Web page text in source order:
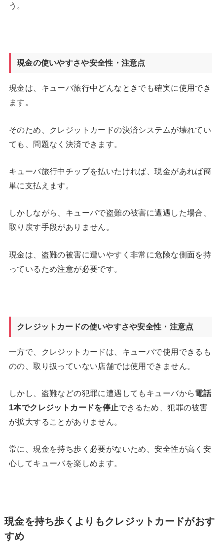
う。
現金の使いやすさや安全性・注意点
現金は、キューバ旅行中どんなときでも確実に使用でき
ます。
そのため、クレジットカードの決済システムが壊れてい
ても、問題なく決済できます。
キューバ旅行中チップを払いたければ、現金があれば簡
単に支払えます。
しかしながら、キューバで盗難の被害に遭遇した場合、
取り戻す手段がありません。
現金は、盗難の被害に遭いやすく非常に危険な側面を持
っているため注意が必要です。
クレジットカードの使いやすさや安全性・注意点
一方で、クレジットカードは、キューバで使用できるも
のの、取り扱っていない店舗では使用できません。
しかし、盗難などの犯罪に遭遇してもキューバから電話
1本でクレジットカードを停止できるため、犯罪の被害
が拡大することがありません。
常に、現金を持ち歩く必要がないため、安全性が高く安
心してキューバを楽しめます。
現金を持ち歩くよりもクレジットカードがおす
すめ